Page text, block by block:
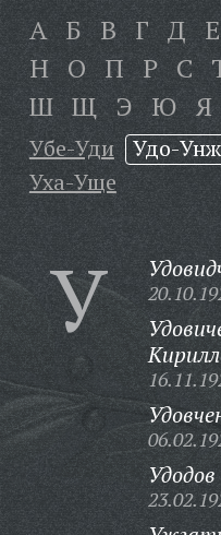
А Б В Г Д Е
Н О П Р С
Ш Щ Э Ю Я
Убе-Уди Удо-Унж
Уха-Уще
У